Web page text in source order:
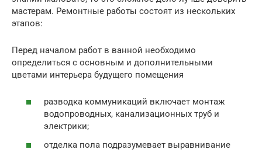
мастерам. Ремонтные работы состоят из нескольких
этапов:
Перед началом работ в ванной необходимо
определиться с основным и дополнительными
цветами интерьера будущего помещения
разводка коммуникаций включает монтаж
водопроводных, канализационных труб и
электрики;
отделка пола подразумевает выравнивание